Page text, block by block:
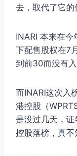
去，取代了它的
INARI 本来在
下配售股权在7
到前30而没有入
而INARI这次入
港控股（
是没过几天，
控股落榜，真不